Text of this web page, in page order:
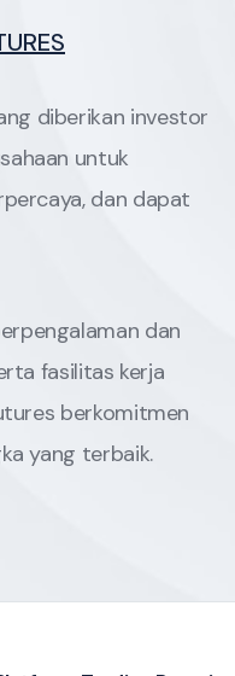
diberikan investor
untuk
dan dapat
dan
fasilitas kerja
berkomitmen
yang terbaik.